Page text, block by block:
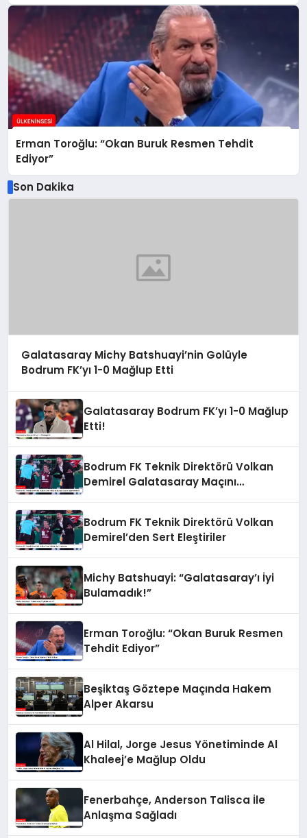
Erman Toroğlu: “Okan Buruk Resmen Tehdit
Ediyor”
Son Dakika
Galatasaray Michy Batshuayi’nin Golüyle
Bodrum FK’yı 1-0 Mağlup Etti
Galatasaray Bodrum FK’yı 1-0 Mağlup
Etti!
Bodrum FK Teknik Direktörü Volkan
Demirel Galatasaray Maçını
Bodrum FK Teknik Direktörü Volkan
Demirel’den Sert Eleştiriler
Michy Batshuayi: “Galatasaray’ı İyi
Bulamadık!”
Erman Toroğlu: “Okan Buruk Resmen
Tehdit Ediyor”
Beşiktaş Göztepe Maçında Hakem
Alper Akarsu
Al Hilal, Jorge Jesus Yönetiminde Al
Khaleej’e Mağlup Oldu
Fenerbahçe, Anderson Talisca İle
Anlaşma Sağladı